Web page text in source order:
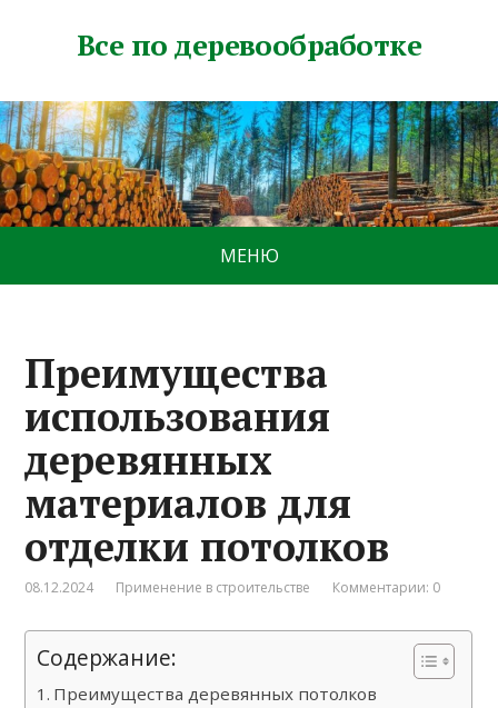
Все по деревообработке
МЕНЮ
Преимущества
использования
деревянных
материалов для
отделки потолков
08.12.2024 Применение в строительстве Комментарии: 0
Содержание:
Преимущества деревянных потолков